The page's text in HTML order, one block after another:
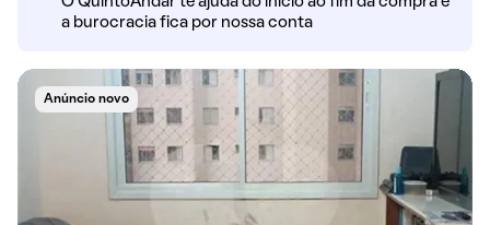
a burocracia fica por nossa conta
Anúncio novo